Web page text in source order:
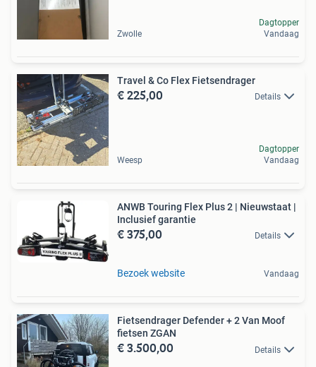
Zwolle
Dagtopper
Vandaag
Travel & Co Flex Fietsendrager
€ 225,00 Details
Weesp
Dagtopper
Vandaag
ANWB Touring Flex Plus 2 | Nieuwstaat |
Inclusief garantie
€ 375,00 Details
Bezoek website Vandaag
Fietsendrager Defender + 2 Van Moof
fietsen ZGAN
€ 3.500,00 Details